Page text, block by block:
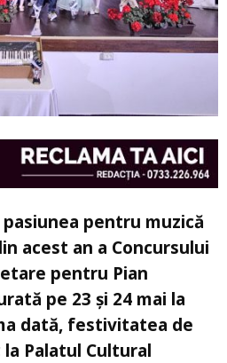
pentru muzică
acest an a Concursului
pentru Pian
pe 23 și 24 mai la
dată, festivitatea de
Palatul Cultural